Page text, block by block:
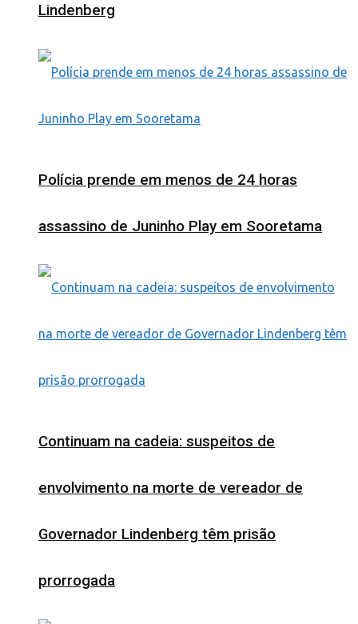
Lindenberg
Polícia prende em menos de 24 horas
assassino de Juninho Play em Sooretama
Continuam na cadeia: suspeitos de
envolvimento na morte de vereador de
Governador Lindenberg têm prisão
prorrogada